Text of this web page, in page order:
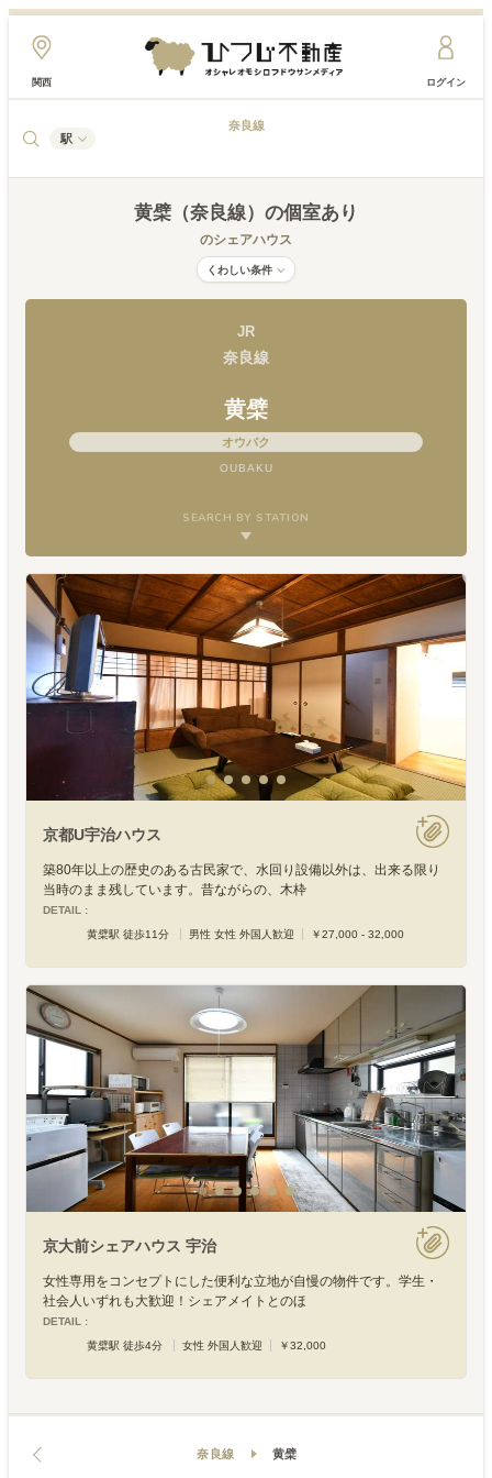
関西 ログイン
駅
奈良線
黄檗（奈良線） の個室あり
のシェアハウス
くわしい条件
JR
奈良線
黄檗
オウバク
OUBAKU
SEARCH BY STATION
京都U宇治ハウス
築80年以上の歴史のある古民家で、水回り設備以外は、出来る限り
当時のまま残しています。昔ながらの、木枠
DETAIL :
黄檗駅 徒歩11分
男性 女性 外国人歓迎 ￥27,000 - 32,000
京大前シェアハウス 宇治
女性専用をコンセプトにした便利な立地が自慢の物件です。学生・
社会人いずれも大歓迎！シェアメイトとのほ
DETAIL :
黄檗駅 徒歩4分
女性 外国人歓迎 ￥32,000
奈良線 黄檗